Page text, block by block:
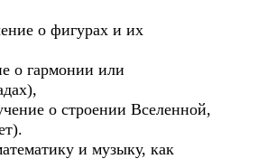
о фигурах и их
о гармонии или
о строении Вселенной,
и музыку, как